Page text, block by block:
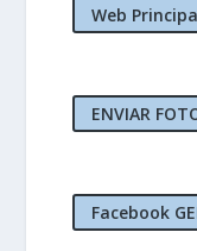
Web
ENVIAR
Facebook